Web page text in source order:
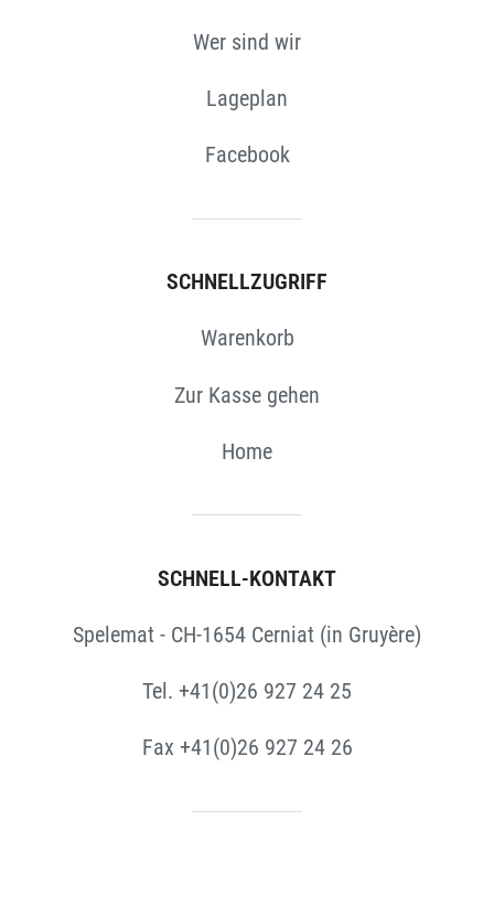
Wer sind wir
Lageplan
Facebook
SCHNELLZUGRIFF
Warenkorb
Zur Kasse gehen
Home
SCHNELL-KONTAKT
Spelemat - CH-1654 Cerniat (in Gruyère)
Tel. +41(0)26 927 24 25
Fax +41(0)26 927 24 26